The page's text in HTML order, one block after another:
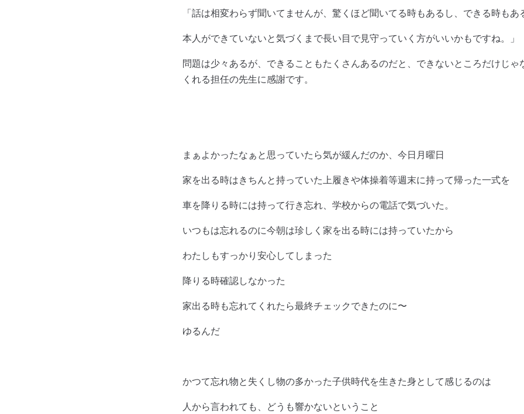
「話は相変わらず聞いてませんが、驚くほど聞いてる時もあるし、できる時もあ
本人ができていないと気づくまで長い目で見守っていく方がいいかもですね。」
問題は少々あるが、できることもたくさんあるのだと、できないところだけじゃ
くれる担任の先生に感謝です。
まぁよかったなぁと思っていたら気が緩んだのか、今日月曜日
家を出る時はきちんと持っていた上履きや体操着等週末に持って帰った一式を
車を降りる時には持って行き忘れ、学校からの電話で気づいた。
いつもは忘れるのに今朝は珍しく家を出る時には持っていたから
わたしもすっかり安心してしまった
降りる時確認しなかった
家出る時も忘れてくれたら最終チェックできたのに〜
ゆるんだ
かつて忘れ物と失くし物の多かった子供時代を生きた身として感じるのは
人から言われても、どうも響かないということ